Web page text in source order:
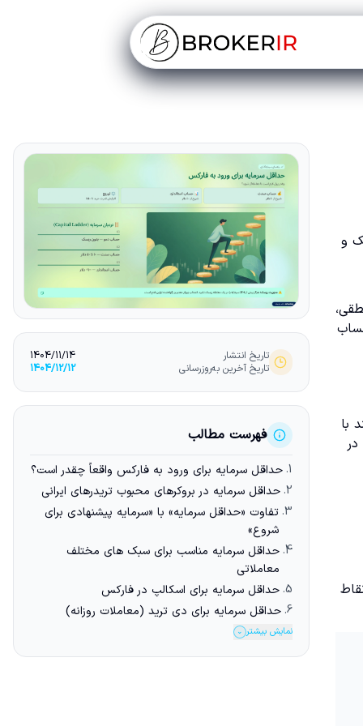
ریسک و
به تدریج حساب
با
تاریخ انتشار
1404/11/14
تاریخ آخرین به‌روزرسانی
1404/12/12
فهرست مطالب
1. حداقل سرمایه برای ورود به فارکس واقعاً چقدر است؟
2. حداقل سرمایه در بروکرهای محبوب تریدرهای ایرانی
3. تفاوت «حداقل سرمایه» با «سرمایه پیشنهادی برای
شروع»
4. حداقل سرمایه مناسب برای سبک های مختلف
معاملاتی
5. حداقل سرمایه برای اسکالپ در فارکس
6. حداقل سرمایه برای دی ترید (معاملات روزانه)
نمایش بیشتر ⌄